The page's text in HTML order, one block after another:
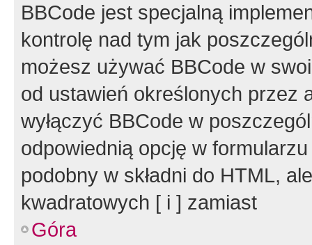
BBCode jest specjalną
kontrolę nad tym jak
możesz używać BBCode w
od ustawień określonych przez
wyłączyć BBCode w
odpowiednią opcję w
podobny w składni do HTML,
kwadratowych [ i ] zamiast
Góra